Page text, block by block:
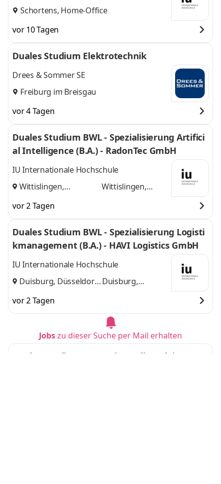
Schortens, Home-Office
vor 10 Tagen
Duales Studium Elektrotechnik
Drees & Sommer SE
Freiburg im Breisgau
vor 4 Tagen
Duales Studium BWL - Spezialisierung Artifici
al Intelligence (B.A.) - RadonTec GmbH
IU Internationale Hochschule
Wittislingen,
Wittislingen,
vor 2 Tagen
Duales Studium BWL - Spezialisierung Logisti
kmanagement (B.A.) - HAVI Logistics GmbH
IU Internationale Hochschule
Duisburg, Düsseldorf Duisburg,
vor 2 Tagen
Jobszu dieser Suche per Mail erhalten
Duales Studium BWL - Finanzdienstleistungs